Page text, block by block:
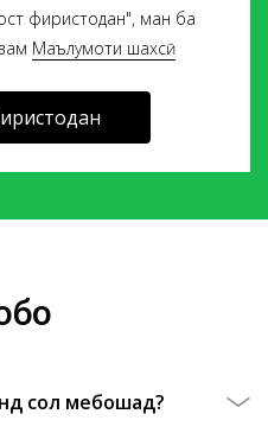
фиристодан", ман ба
Маълумоти шахсӣ
сол мебошад?